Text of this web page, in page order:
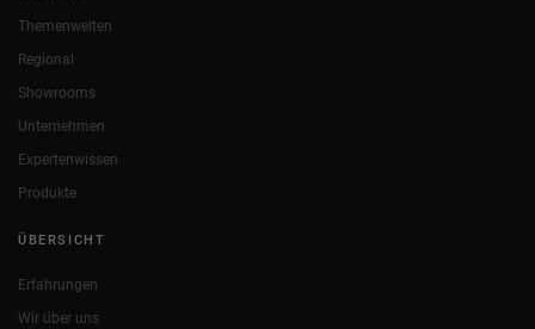
Themenwelten
Regional
Showrooms
Unternehmen
Expertenwissen
Produkte
ÜBERSICHT
Erfahrungen
Wir über uns